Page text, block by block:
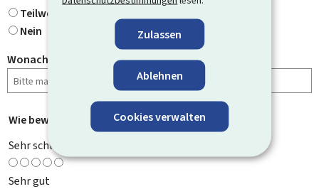
Zulassen
Ablehnen
Cookies verwalten
Teilweise
Nein
Wonach haben Sie gesucht?
Wie bewerten Sie diese Seite? *
Sehr schlecht
Sehr gut